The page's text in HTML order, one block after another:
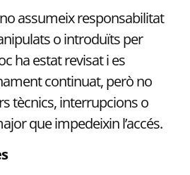
no assumeix responsabilitat
o introduïts per
ha estat revisat i es
continuat, però no
tècnics, interrupcions o
que impedeixin l’accés.